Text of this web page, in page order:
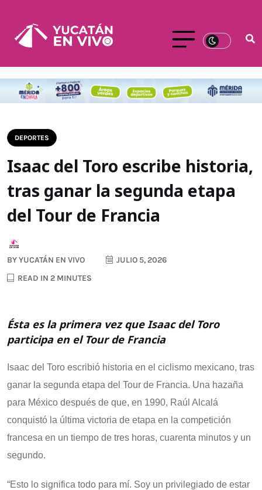
DEPORTES
Isaac del Toro escribe historia,
tras ganar la segunda etapa
del Tour de Francia
BYYUCATÁN EN VIVO
JULIO 5, 2026
READ IN 2 MINUTES
Ésta es la primera vez que Isaac del Toro
participa en el Tour de Francia
Isaac del Toro escribió historia en el ciclismo mexicano, tras
ganar la segunda etapa del Tour de Francia. Una hazaña
para México después de que, en 1990, Raúl Alcalá
conquistó la última victoria de etapa en la competición
francesa en un tiempo de tres horas, cuarenta minutos y un
segundo.
“Esto lo significa todo para mí. Soy un privilegiado de estar